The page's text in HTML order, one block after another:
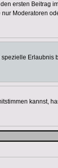
ersten Beitrag
Moderatoren
Erlaubnis
kannst,